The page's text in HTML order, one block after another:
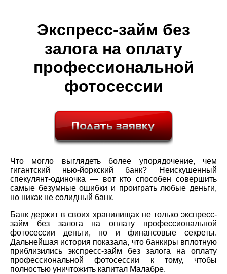
Экспресс-займ без
залога на оплату
профессиональной
фотосессии
Что могло выглядеть более упорядочение, чем
гигантский нью-йоркский банк? Неискушенный
спекулянт-одиночка — вот кто способен совершить
самые безумные ошибки и проиграть любые деньги,
но никак не солидный банк.
Банк держит в своих хранилищах не только экспресс-
займ без залога на оплату профессиональной
фотосессии деньги, но и финансовые секреты.
Дальнейшая история показала, что банкиры вплотную
приблизились экспресс-займ без залога на оплату
профессиональной фотосессии к тому, чтобы
полностью уничтожить капитал Малабре.